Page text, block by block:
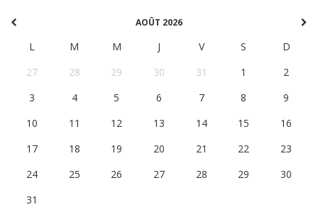
AOÛT 2026
L M M J V S
D
27
28 29 30 31 1
2
3
4 5 6 7 8
9
10
11 12 13 14 15
16
17
18 19 20 21 22
23
24
25 26 27 28 29
30
31